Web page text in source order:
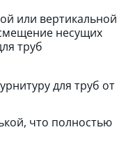
или вертикальной
несущих
труб
для труб от
что полностью